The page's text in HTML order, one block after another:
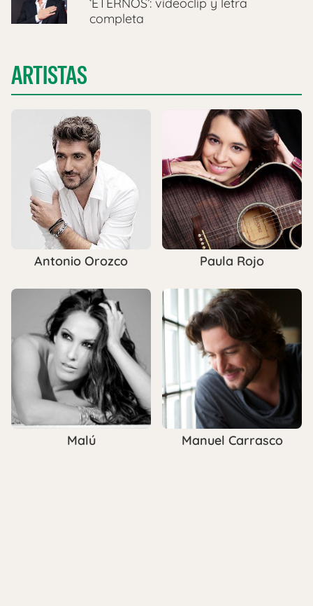
‘ETERNOS’: videoclip y letra
completa
ARTISTAS
Antonio Orozco Paula Rojo
Malú Manuel Carrasco